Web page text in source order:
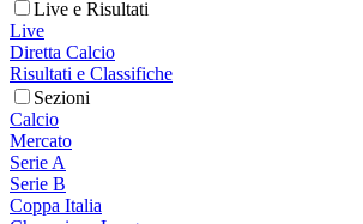
Live e Risultati
Live
Diretta Calcio
Risultati e Classifiche
Sezioni
Calcio
Mercato
Serie A
Serie B
Coppa Italia